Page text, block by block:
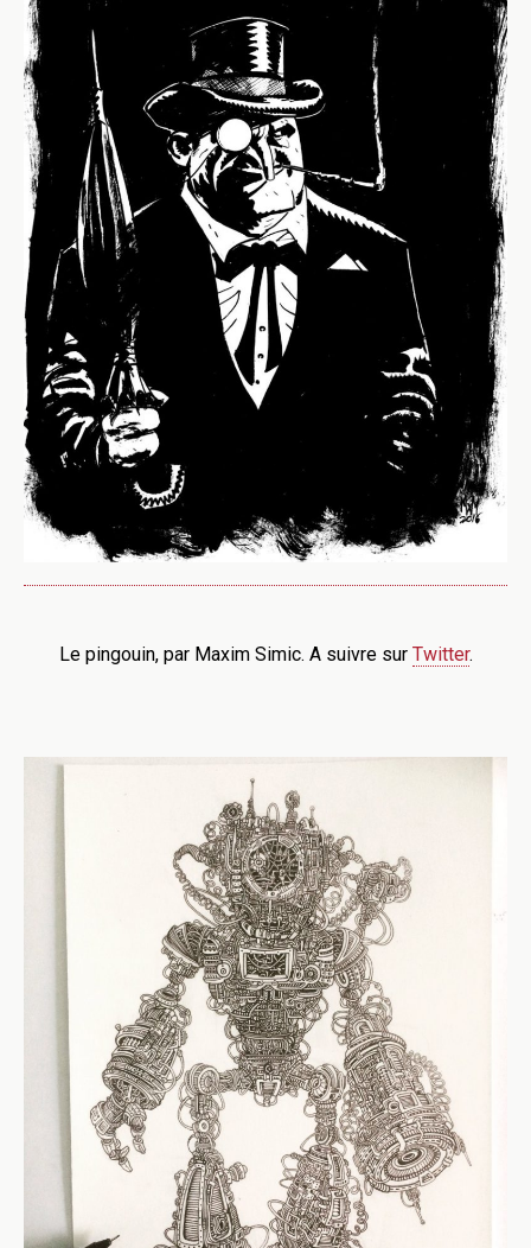
Le pingouin, par Maxim Simic. A suivre sur Twitter.